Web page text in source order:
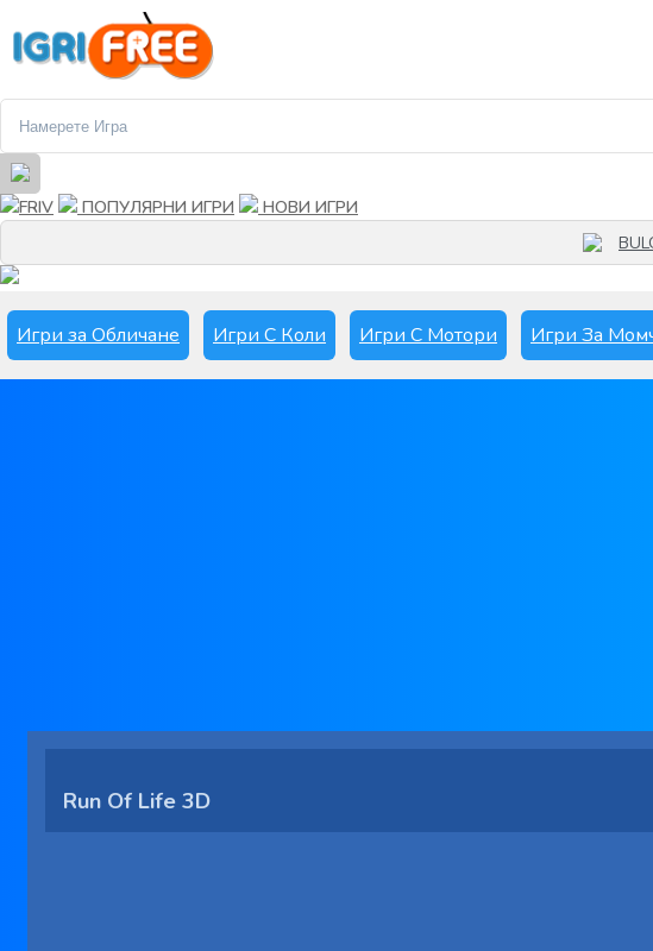
FRIV ПОПУЛЯРНИ ИГРИ
НОВИ ИГРИ
Игри за Обличане Игри С Коли Игри С Мотори Игри За
Run Of Life 3D